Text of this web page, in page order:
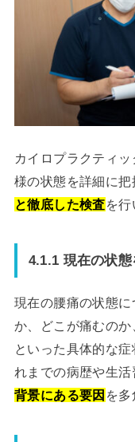
カイロプラクティ
様の状態を詳細に
と徹底した検査を行
4.1.1 現在の状
現在の腰痛の状態
か、どこが痛むの
といった具体的な
れまでの病歴や生活
背景にある要因 を多